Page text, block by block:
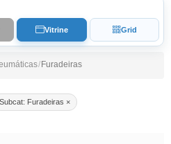
Vitrine Grid
/ Furadeiras
Subcat: Furadeiras ×